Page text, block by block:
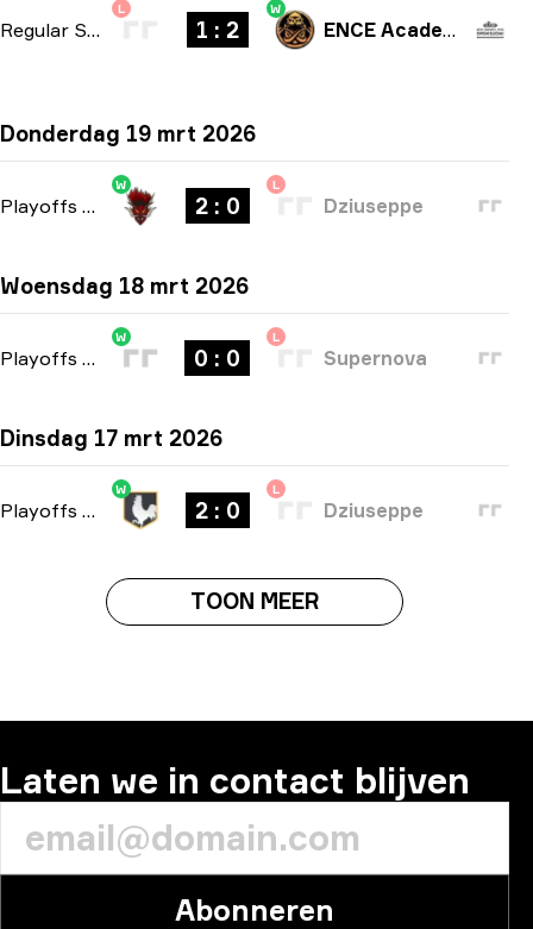
Regular Season
L
1 : 2
W
ENCE Academy
Donderdag 19 mrt 2026
Playoffs bo3
W
2 : 0
L
Dziuseppe
Woensdag 18 mrt 2026
Playoffs bo3
W
0 : 0
L
Supernova
Dinsdag 17 mrt 2026
Playoffs
W
2 : 0
L
Dziuseppe
TOON MEER
Laten we in contact blijven
Abonneren